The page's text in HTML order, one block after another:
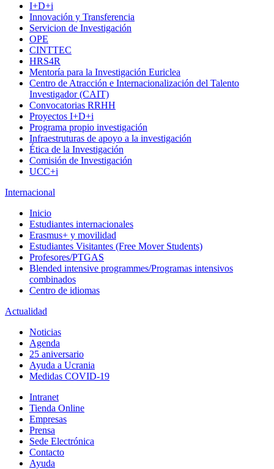
I+D+i
Innovación y Transferencia
Servicion de Investigación
OPE
CINTTEC
HRS4R
Mentoría para la Investigación Euriclea
Centro de Atracción e Internacionalización del Talento
Investigador (CAIT)
Convocatorias RRHH
Proyectos I+D+i
Programa propio investigación
Infraestruturas de apoyo a la investigación
Ética de la Investigación
Comisión de Investigación
UCC+i
Internacional
Inicio
Estudiantes internacionales
Erasmus+ y movilidad
Estudiantes Visitantes (Free Mover Students)
Profesores/PTGAS
Blended intensive programmes/Programas intensivos
combinados
Centro de idiomas
Actualidad
Noticias
Agenda
25 aniversario
Ayuda a Ucrania
Medidas COVID-19
Intranet
Tienda Online
Empresas
Prensa
Sede Electrónica
Contacto
Ayuda